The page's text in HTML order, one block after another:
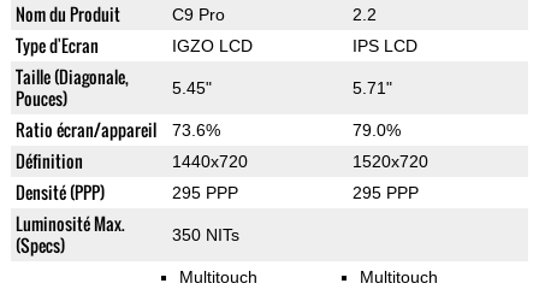
Nom du Produit C9 Pro 2.2
Type d'Ecran IGZO LCD IPS LCD
Taille (Diagonale,
Pouces)
5.45" 5.71"
Ratio écran/appareil 73.6% 79.0%
Définition 1440x720 1520x720
Densité (PPP) 295 PPP 295 PPP
Luminosité Max.
(Specs)
350 NITs
Multitouch Multitouch